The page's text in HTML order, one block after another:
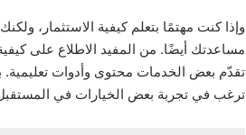
وإذا كنت مهتمًا بتعلم كيفية الاستثمار،
مساعدتك أيضًا. من المفيد الاطلاع على
تقدّم بعض الخدمات محتوى وأدوات
ترغب في تجربة بعض الخيارات في